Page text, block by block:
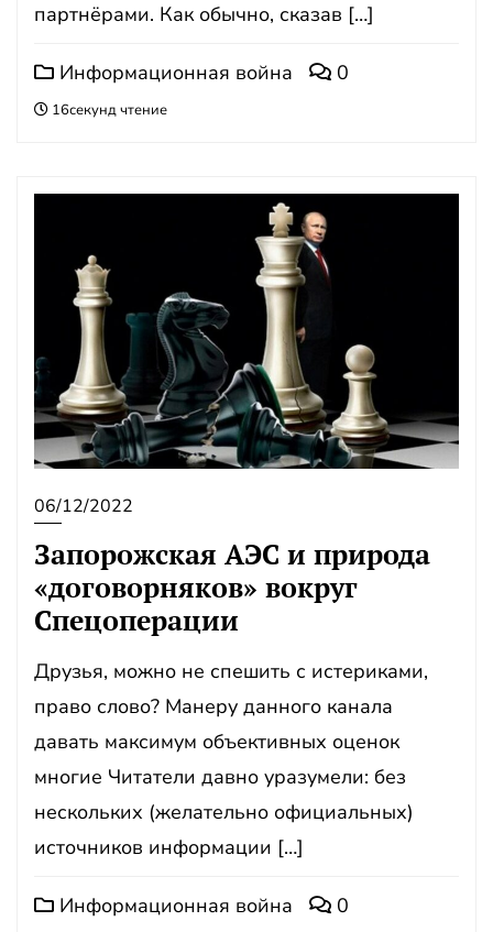
партнёрами. Как обычно, сказав […]
Информационная война 0
16секунд чтение
06/12/2022
Запорожская АЭС и природа
«договорняков» вокруг
Спецоперации
Друзья, можно не спешить с истериками,
право слово? Манеру данного канала
давать максимум объективных оценок
многие Читатели давно уразумели: без
нескольких (желательно официальных)
источников информации […]
Информационная война 0